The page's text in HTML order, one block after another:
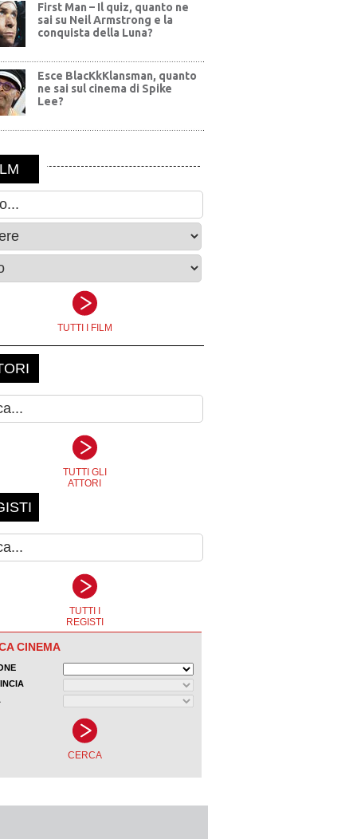
First Man – Il quiz, quanto ne
sai su Neil Armstrong e la
conquista della Luna?
Esce BlacKkKlansman, quanto
ne sai sul cinema di Spike
Lee?